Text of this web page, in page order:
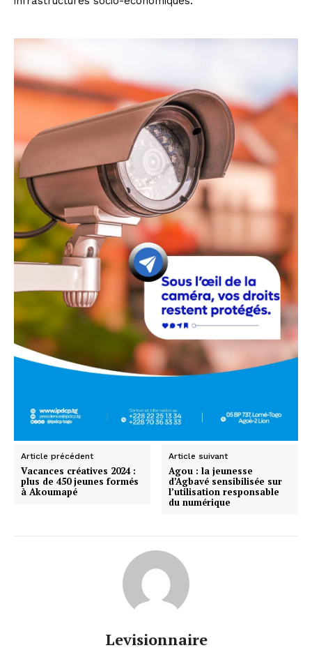
Article précédent
Vacances créatives 2024 :
plus de 450 jeunes formés
à Akoumapé
Article suivant
Agou : la jeunesse
d’Agbavé sensibilisée sur
l’utilisation responsable
du numérique
Levisionnaire